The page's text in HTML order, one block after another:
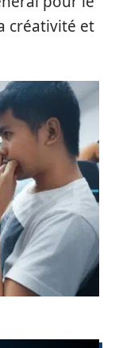
créativité et